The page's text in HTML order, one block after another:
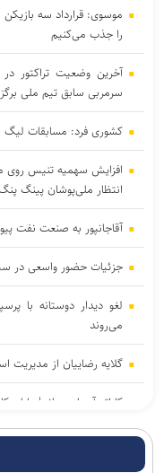
موسوی: قرارداد سه
را جذب می‌کنیم
آخرین وضعیت تراکتور
سرمربی سابق تیم ملی
کشوری فرد: مسابقات لیگ
افزایش سهمیه تنیس روی
انتظار ملی‌پوشان پینگ
آقاجانپور به صنعت نفت
جزئیات حضور واسعی در
لغو دیدار دوستانه با
می‌روند
گلایه رضاییان از مدیریت
کاراته آسیای میانه| پایان کار تیم
فریادشیران: